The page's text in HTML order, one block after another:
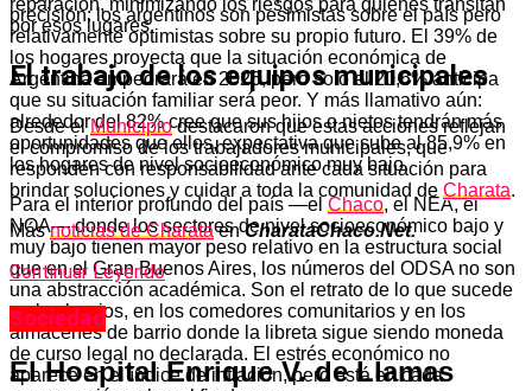
precisión: los argentinos son pesimistas sobre el país pero
relativamente optimistas sobre su propio futuro. El 39% de
los hogares proyecta que la situación económica de
Argentina empeorará en 2026, pero solo el 20,6% anticipa
que su situación familiar será peor. Y más llamativo aún:
alrededor del 82% cree que sus hijos o nietos tendrán más
oportunidades que ellos, expectativa que sube al 85,9% en
los hogares de nivel socioeconómico muy bajo.
Para el interior profundo del país —el Chaco, el NEA, el
NOA— donde los sectores de nivel socioeconómico bajo y
muy bajo tienen mayor peso relativo en la estructura social
que en el Gran Buenos Aires, los números del ODSA no son
una abstracción académica. Son el retrato de lo que sucede
en los barrios, en los comedores comunitarios y en los
almacenes de barrio donde la libreta sigue siendo moneda
de curso legal no declarada. El estrés económico no
aparece en el índice de inflación, pero está en cada
por esos lugares.
El trabajo de los equipos municipales
Desde elMunicipiodestacaron que estas acciones reflejan
el compromiso de los trabajadores municipales, que
responden con responsabilidad ante cada situación para
brindar soluciones y cuidar a toda la comunidad de Charata.
Másnoticias de CharataenCharataChaco.Net.
Continuar Leyendo
Sociedad
El Hospital Enrique V. de Llamas